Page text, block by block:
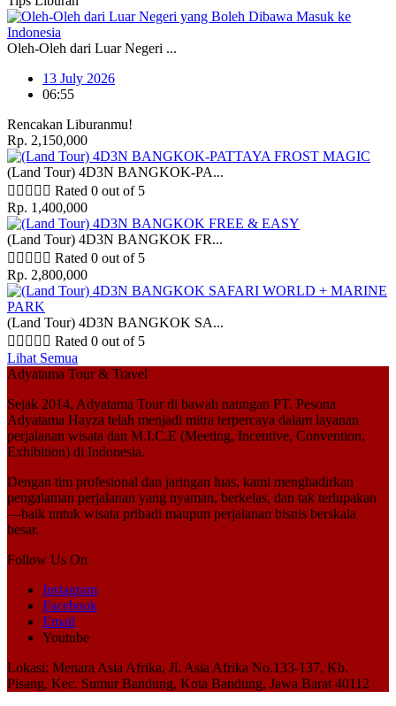
Oleh-Oleh dari Luar Negeri ...
13 July 2026
06:55
Rencakan Liburanmu!
Rp. 2,150,000
(Land Tour) 4D3N BANGKOK-PA...
     Rated 0 out of 5
Rp. 1,400,000
(Land Tour) 4D3N BANGKOK FR...
     Rated 0 out of 5
Rp. 2,800,000
(Land Tour) 4D3N BANGKOK SA...
     Rated 0 out of 5
Lihat Semua
Adyatama Tour & Travel
Sejak 2014, Adyatama Tourdi bawah naungan PT. Pesona
Adyatama Hayza telah menjadi mitra terpercaya dalam layanan
perjalanan wisata dan M.I.C.E (Meeting, Incentive, Convention,
Exhibition) di Indonesia.
Dengan tim profesional dan jaringan luas, kami menghadirkan
pengalaman perjalanan yang nyaman, berkelas, dan tak terlupakan
—baik untuk wisata pribadi maupun perjalanan bisnis berskala
besar.
Follow Us On
Instagram
Facebook
Email
Youtube
Lokasi: Menara Asia Afrika, Jl. Asia Afrika No.133-137, Kb.
Pisang, Kec. Sumur Bandung, Kota Bandung, Jawa Barat 40112